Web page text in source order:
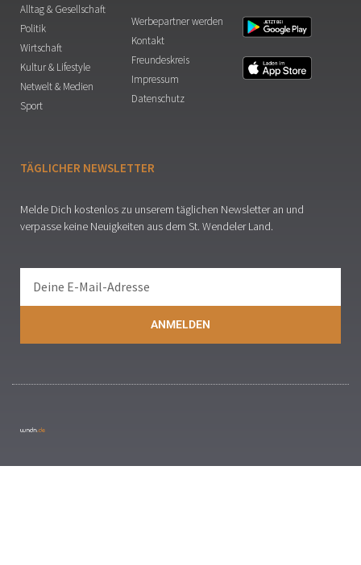
Alltag & Gesellschaft
Politik
Wirtschaft
Kultur & Lifestyle
Netwelt & Medien
Sport
Werbepartner werden
Kontakt
Freundeskreis
Impressum
Datenschutz
TÄGLICHER NEWSLETTER
Melde Dich kostenlos zu unserem täglichen Newsletter an und
verpasse keine Neuigkeiten aus dem St. Wendeler Land.
ANMELDEN